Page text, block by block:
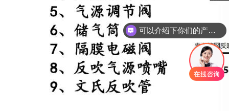
你们是怎么收费的呢